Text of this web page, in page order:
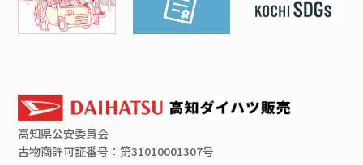
高知県公安委員会
古物商許可証番号：第31010001307号